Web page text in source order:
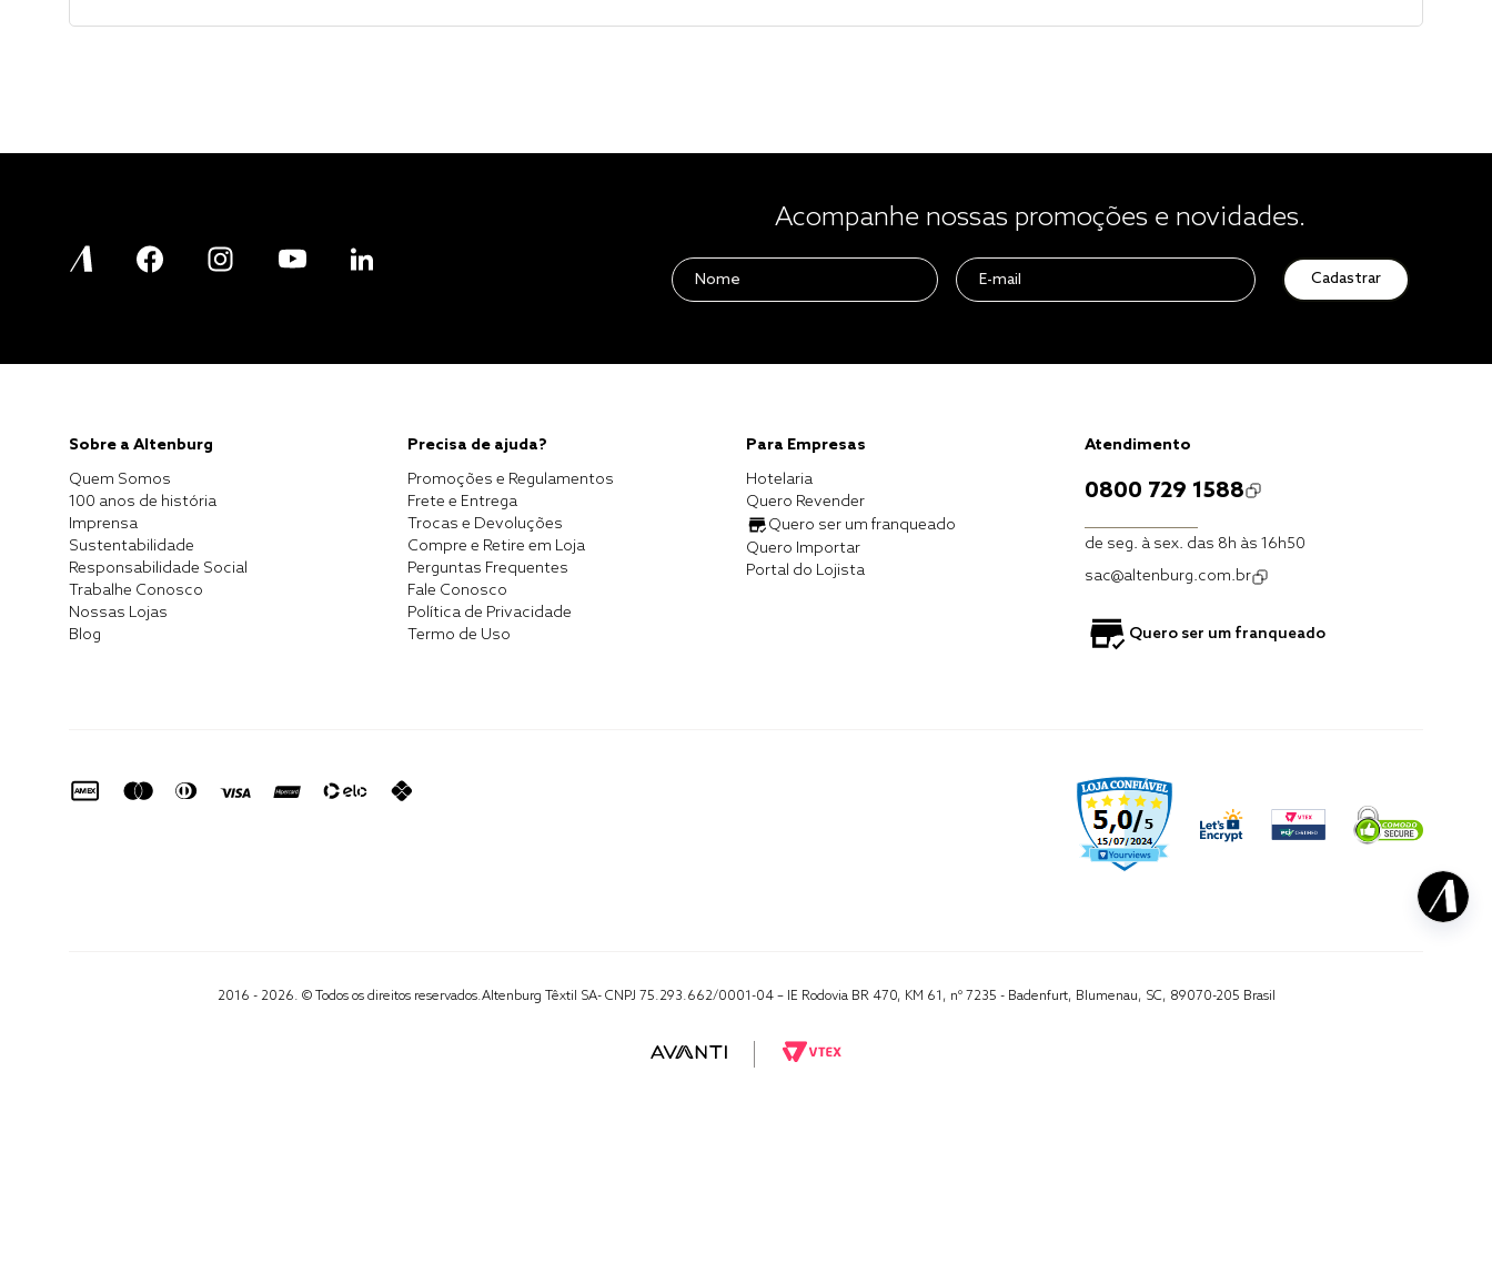
Acompanhe nossas promoções e novidades.
Cadastrar
Sobre a Altenburg
Quem Somos
100 anos de história
Imprensa
Sustentabilidade
Responsabilidade Social
Trabalhe Conosco
Nossas Lojas
Blog
Precisa de ajuda?
Promoções e Regulamentos
Frete e Entrega
Trocas e Devoluções
Compre e Retire em Loja
Perguntas Frequentes
Fale Conosco
Política de Privacidade
Termo de Uso
Para Empresas
Hotelaria
Quero Revender
Quero ser um franqueado
Quero Importar
Portal do Lojista
Atendimento
0800 729 1588
de seg. à sex. das 8h às 16h50
sac@altenburg.com.br
Quero ser um franqueado
2016 - 2026. © Todos os direitos reservados.Altenburg Têxtil SA- CNPJ 75.293.662/0001-04 – IE Rodovia BR 470, KM 61, nº 7235 - Badenfurt, Blumenau, SC, 89070-205 Brasil